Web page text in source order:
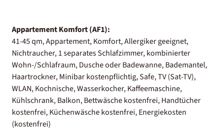
Appartement Komfort (AF1):
41-45 qm, Appartement, Komfort, Allergiker geeignet,
Nichtraucher, 1 separates Schlafzimmer, kombinierter
Wohn-/Schlafraum, Dusche oder Badewanne, Bademantel,
Haartrockner, Minibar kostenpflichtig, Safe, TV (Sat-TV),
WLAN, Kochnische, Wasserkocher, Kaffeemaschine,
Kühlschrank, Balkon, Bettwäsche kostenfrei, Handtücher
kostenfrei, Küchenwäsche kostenfrei, Energiekosten
(kostenfrei)